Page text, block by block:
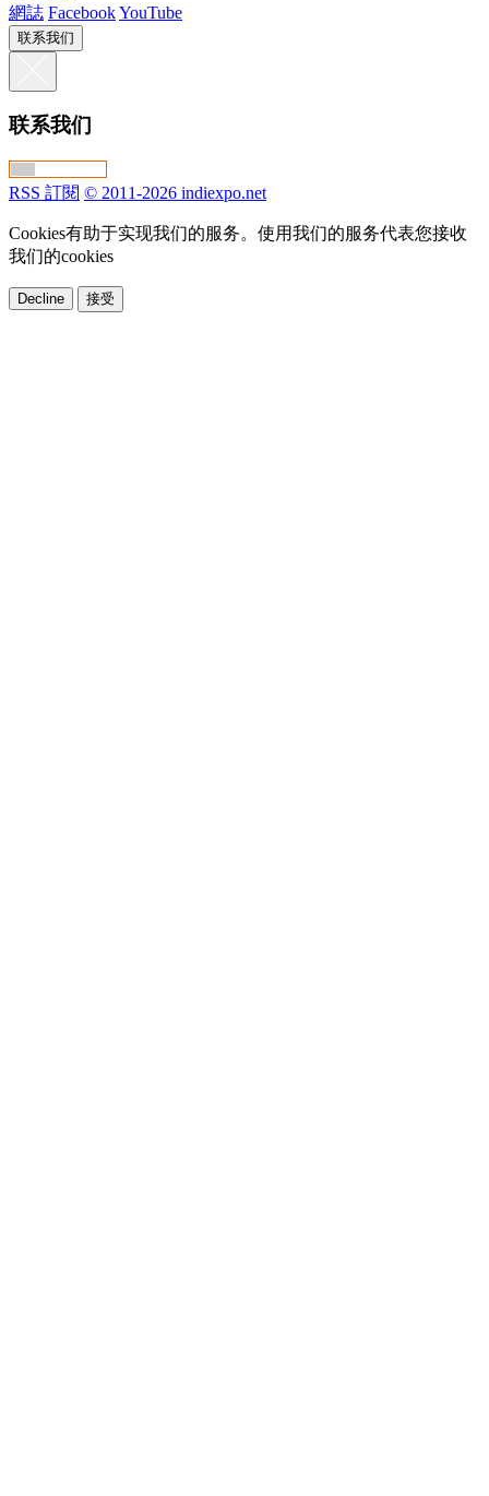
網誌 FacebookYouTube
联系我们
联系我们
RSS 訂閱 © 2011-2026 indiexpo.net
Cookies有助于实现我们的服务。使用我们的服务代表您接收
我们的cookies
Decline 接受